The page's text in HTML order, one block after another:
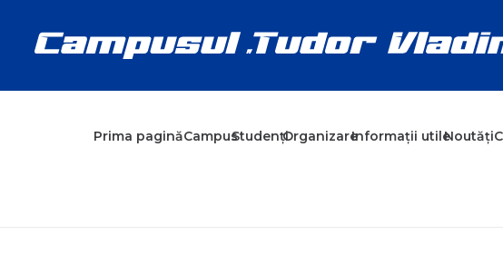
Prima paginăCampusStudențiOrganizareInformații utileNoutăți